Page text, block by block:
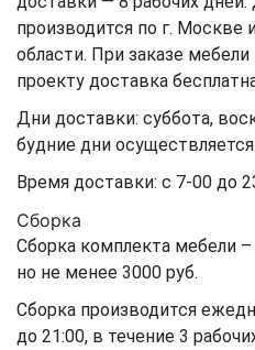
производится по г. Москве
области. При заказе
проекту доставка
Дни доставки: суббота,
будние дни
Время доставки: с 7-00 до
Сборка
Сборка комплекта мебели –
но не менее 3000 руб.
Сборка производится
до 21:00, в течение 3